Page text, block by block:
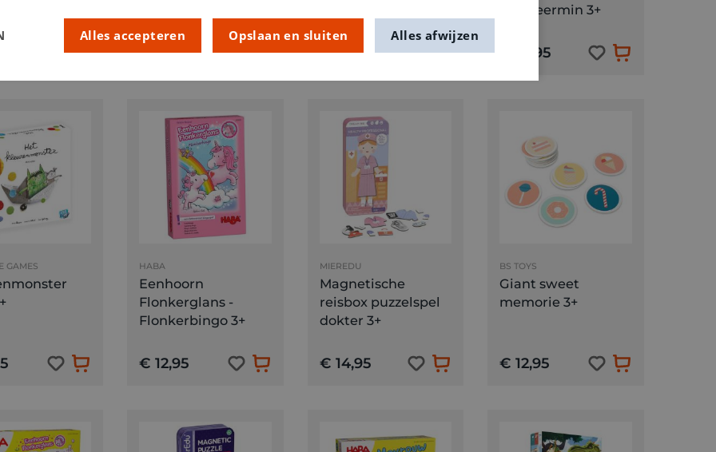
€ 14,95 € 24,95
zeemeermin 3+
€ 14,95
GAMES HABA
Eenhoorn
Flonkerglans -
Flonkerbingo 3+
€ 12,95
MIEREDU
Magnetische
reisbox puzzelspel
dokter 3+
€ 14,95
BS TOYS
Giant sweet
memorie 3+
€ 12,95
Opslaan en sluiten
Alles accepteren Alles afwijzen